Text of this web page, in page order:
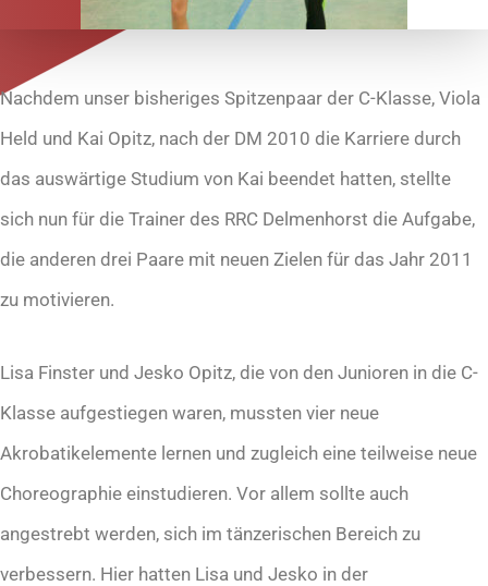
Nachdem unser bisheriges Spitzenpaar der C-Klasse, Viola
Held und Kai Opitz, nach der DM 2010 die Karriere durch
das auswärtige Studium von Kai beendet hatten, stellte
sich nun für die Trainer des RRC Delmenhorst die Aufgabe,
die anderen drei Paare mit neuen Zielen für das Jahr 2011
zu motivieren.
Lisa Finster und Jesko Opitz, die von den Junioren in die C-
Klasse aufgestiegen waren, mussten vier neue
Akrobatikelemente lernen und zugleich eine teilweise neue
Choreographie einstudieren. Vor allem sollte auch
angestrebt werden, sich im tänzerischen Bereich zu
verbessern. Hier hatten Lisa und Jesko in der